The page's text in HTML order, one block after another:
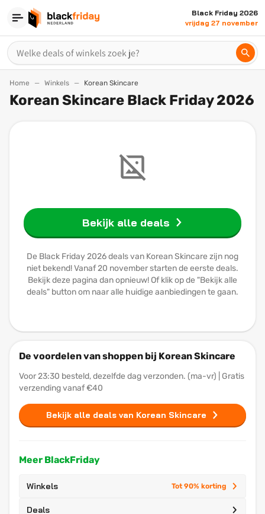
Black Friday 2026
vrijdag 27 november
Home Winkels Korean Skincare
Korean Skincare Black Friday 2026
Bekijk alle deals
De Black Friday 2026 deals van Korean Skincare zijn nog
niet bekend! Vanaf 20 november starten de eerste deals.
Bekijk deze pagina dan opnieuw! Of klik op de "Bekijk alle
deals" button om naar alle huidige aanbiedingen te gaan.
De voordelen van shoppen bij Korean Skincare
Voor 23:30 besteld, dezelfde dag verzonden. (ma-vr) | Gratis
verzending vanaf €40
Bekijk alle deals van Korean Skincare
Meer BlackFriday
Winkels Tot 90% korting
Deals